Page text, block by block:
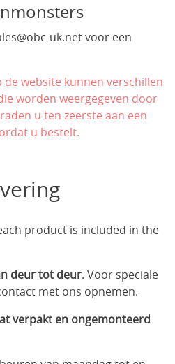
uk.netvoor een
de website kunnen verschillen
worden weergegeven door
u ten zeerste aan een
u bestelt.
product is included in the
deur tot deur. Voor speciale
met ons opnemen.
verpakt en ongemonteerd